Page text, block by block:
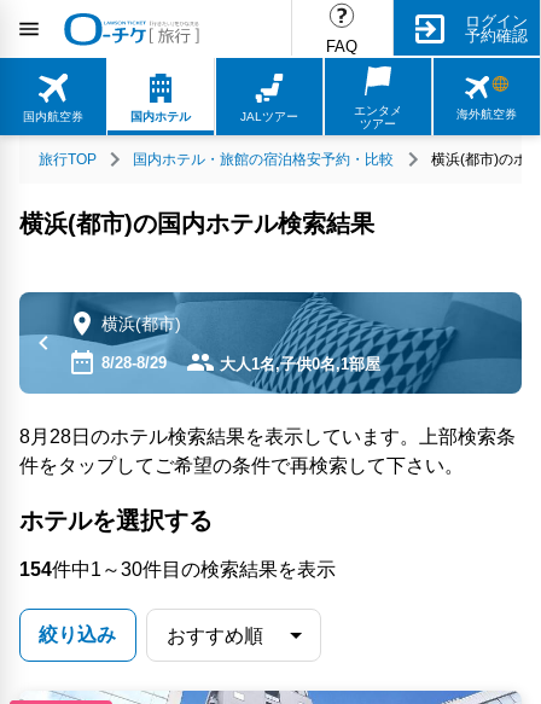
FAQ
ログイン
予約確認
国内航空券 国内ホテル JALツアー
エンタメ
ツアー
海外航空券
旅行TOP 国内ホテル・旅館の宿泊格安予約・比較 横浜(都市)のホ
横浜(都市)の国内ホテル検索結果
横浜(都市)
8/28-8/29 大人1名,子供0名,1部屋
8月28日のホテル検索結果を表示しています。上部検索条
件をタップしてご希望の条件で再検索して下さい。
ホテルを選択する
154件中1～30件目の検索結果を表示
絞り込み